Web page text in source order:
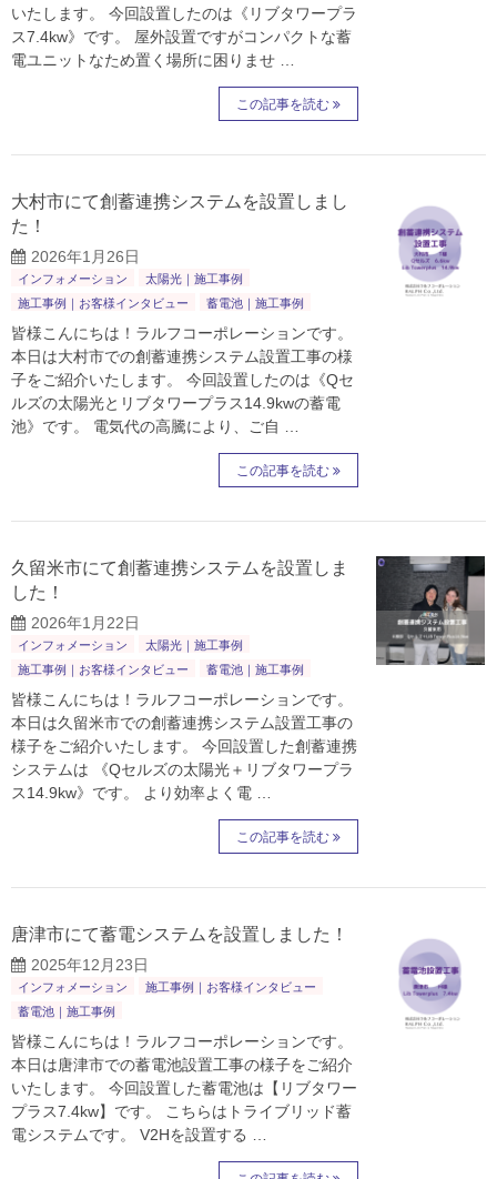
いたします。 今回設置したのは《リブタワープラ
ス7.4kw》です。 屋外設置ですがコンパクトな蓄
電ユニットなため置く場所に困りませ …
この記事を読む
大村市にて創蓄連携システムを設置しまし
た！
2026年1月26日
インフォメーション
太陽光｜施工事例
施工事例｜お客様インタビュー
蓄電池｜施工事例
皆様こんにちは！ラルフコーポレーションです。
本日は大村市での創蓄連携システム設置工事の様
子をご紹介いたします。 今回設置したのは《Qセ
ルズの太陽光とリブタワープラス14.9kwの蓄電
池》です。 電気代の高騰により、ご自 …
この記事を読む
久留米市にて創蓄連携システムを設置しま
した！
2026年1月22日
インフォメーション
太陽光｜施工事例
施工事例｜お客様インタビュー
蓄電池｜施工事例
皆様こんにちは！ラルフコーポレーションです。
本日は久留米市での創蓄連携システム設置工事の
様子をご紹介いたします。 今回設置した創蓄連携
システムは 《Qセルズの太陽光＋リブタワープラ
ス14.9kw》です。 より効率よく電 …
この記事を読む
唐津市にて蓄電システムを設置しました！
2025年12月23日
インフォメーション
施工事例｜お客様インタビュー
蓄電池｜施工事例
皆様こんにちは！ラルフコーポレーションです。
本日は唐津市での蓄電池設置工事の様子をご紹介
いたします。 今回設置した蓄電池は【リブタワー
プラス7.4kw】です。 こちらはトライブリッド蓄
電システムです。 V2Hを設置する …